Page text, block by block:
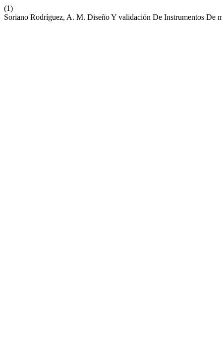
(1)
Soriano Rodríguez, A. M. Diseño Y validación De Instrumentos De